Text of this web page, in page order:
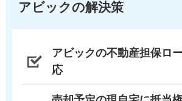
アビックの解決策
アビックの不動産担保ロ
応